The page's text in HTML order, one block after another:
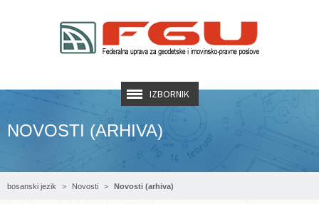
IZBORNIK
NOVOSTI (ARHIVA)
bosanski jezik Novosti Novosti (arhiva)